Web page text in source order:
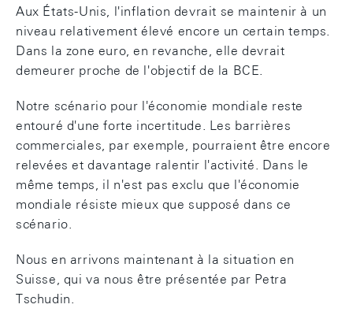
Aux États-Unis, l'inflation devrait se maintenir à un
niveau relativement élevé encore un certain temps.
Dans la zone euro, en revanche, elle devrait
demeurer proche de l'objectif de la BCE.
Notre scénario pour l'économie mondiale reste
entouré d'une forte incertitude. Les barrières
commerciales, par exemple, pourraient être encore
relevées et davantage ralentir l'activité. Dans le
même temps, il n'est pas exclu que l'économie
mondiale résiste mieux que supposé dans ce
scénario.
Nous en arrivons maintenant à la situation en
Suisse, qui va nous être présentée par Petra
Tschudin.